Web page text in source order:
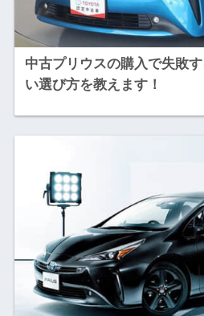
中古プリウスの購入で失敗
い選び方を教えます！